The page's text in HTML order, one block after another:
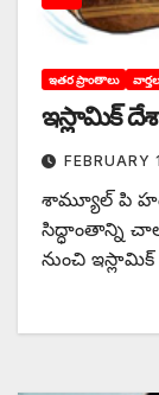
ఇతర ప్రాంతాలు
ఇస్లామిక్‌
FEBRUARY
శామ్యూల్‌ ‌పి
సిద్ధాంతాన్ని
నుంచి